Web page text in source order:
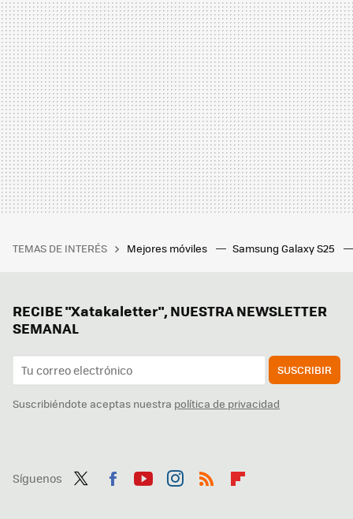
TEMAS DE INTERÉS Mejores móviles Samsung Galaxy S25
RECIBE "Xatakaletter", NUESTRA NEWSLETTER
SEMANAL
SUSCRIBIR
Suscribiéndote aceptas nuestra política de privacidad
Síguenos